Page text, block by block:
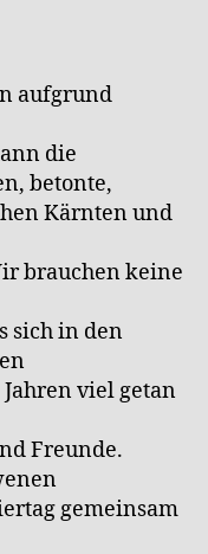
aufgrund
die
betonte,
Kärnten und
brauchen keine
sich in den
viel getan
Freunde.
gemeinsam